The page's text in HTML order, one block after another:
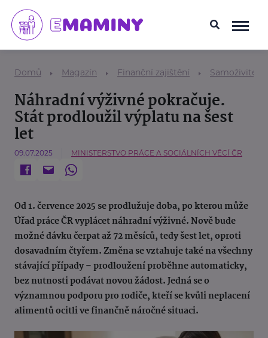
Domů Magazín Finanční zajištění Samoživitel/
Náhradní výživné pokračuje.
Stát prodloužil výplatu na šest
let
09.07.2025 MINISTERSTVO PRÁCE A SOCIÁLNÍCH VĚCÍ ČR
Od 1. července 2025 se prodlužuje doba, po kterou může
Úřad práce ČR vyplácet náhradní výživné. Nově bude
možné dávku čerpat až 72 měsíců, tedy šest let, oproti
dosavadním čtyřem. Změna se vztahuje také na všechny
stávající případy – prodloužení proběhne automaticky,
bez nutnosti podávat novou žádost. Jedná se o
významnou podporu pro rodiče, kteří se kvůli neplacení
alimentů ocitli ve finančně náročné situaci.